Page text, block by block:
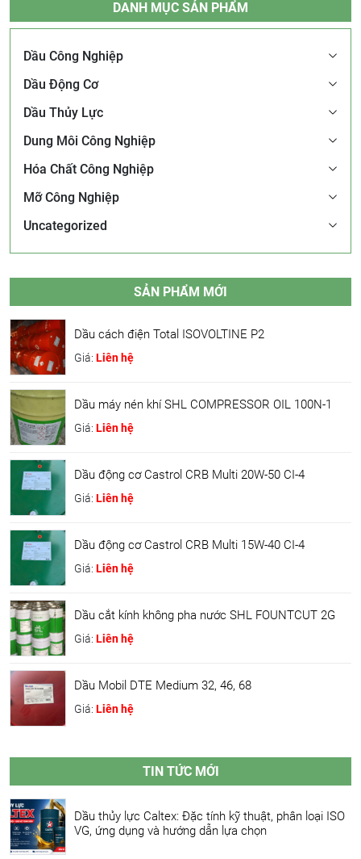
DANH MỤC SẢN PHẨM
Dầu Công Nghiệp
Dầu Động Cơ
Dầu Thủy Lực
Dung Môi Công Nghiệp
Hóa Chất Công Nghiệp
Mỡ Công Nghiệp
Uncategorized
SẢN PHẨM MỚI
Dầu cách điện Total ISOVOLTINE P2
Giá: Liên hệ
Dầu máy nén khí SHL COMPRESSOR OIL 100N-1
Giá: Liên hệ
Dầu động cơ Castrol CRB Multi 20W-50 CI-4
Giá: Liên hệ
Dầu động cơ Castrol CRB Multi 15W-40 CI-4
Giá: Liên hệ
Dầu cắt kính không pha nước SHL FOUNTCUT 2G
Giá: Liên hệ
Dầu Mobil DTE Medium 32, 46, 68
Giá: Liên hệ
TIN TỨC MỚI
Dầu thủy lực Caltex: Đặc tính kỹ thuật, phân loại ISO
VG, ứng dụng và hướng dẫn lựa chọn